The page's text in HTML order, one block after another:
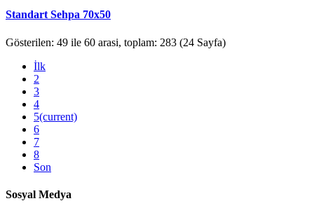
Standart Sehpa 70x50
Gösterilen: 49 ile 60 arasi, toplam: 283 (24 Sayfa)
İlk
2
3
4
5(current)
6
7
8
Son
Sosyal Medya